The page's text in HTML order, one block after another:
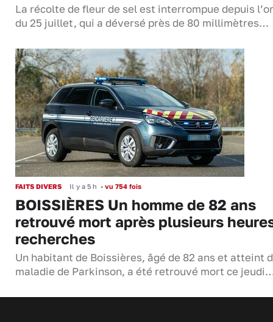
La récolte de fleur de sel est interrompue depuis
du 25 juillet, qui a déversé près de 80 millimètres…
FAITS DIVERS Il y a 5 h • vu 754 fois
BOISSIÈRES Un homme de 82 ans
retrouvé mort après plusieurs
recherches
Un habitant de Boissières, âgé de 82 ans et atteint
maladie de Parkinson, a été retrouvé mort ce